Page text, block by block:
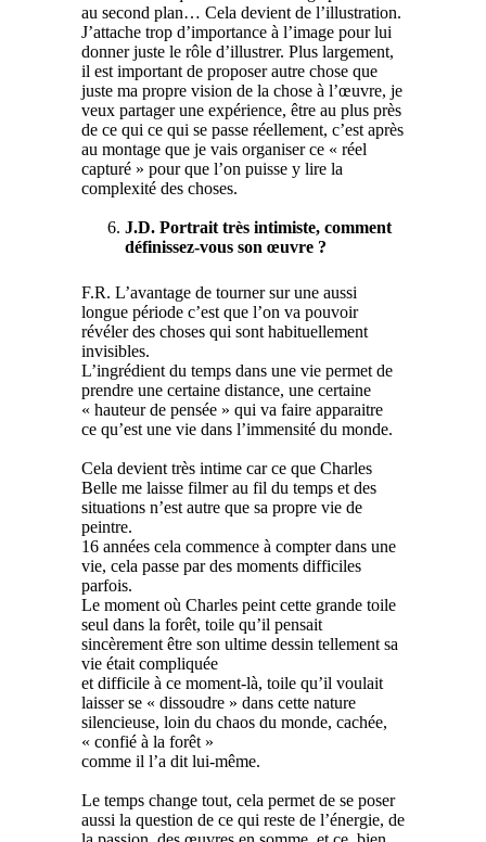
au second plan… Cela devient de l’illustration.
J’attache trop d’importance à l’image pour lui
donner juste le rôle d’illustrer. Plus largement,
il est important de proposer autre chose que
juste ma propre vision de la chose à l’œuvre, je
veux partager une expérience, être au plus près
de ce qui ce qui se passe réellement, c’est après
au montage que je vais organiser ce « réel
capturé » pour que l’on puisse y lire la
complexité des choses.
J.D. Portrait très intimiste, comment
définissez-vous son œuvre ?
F.R. L’avantage de tourner sur une aussi
longue période c’est que l’on va pouvoir
révéler des choses qui sont habituellement
invisibles.
L’ingrédient du temps dans une vie permet de
prendre une certaine distance, une certaine
« hauteur de pensée » qui va faire apparaitre
ce qu’est une vie dans l’immensité du monde.
Cela devient très intime car ce que Charles
Belle me laisse filmer au fil du temps et des
situations n’est autre que sa propre vie de
peintre.
16 années cela commence à compter dans une
vie, cela passe par des moments difficiles
parfois.
Le moment où Charles peint cette grande toile
seul dans la forêt, toile qu’il pensait
sincèrement être son ultime dessin tellement sa
vie était compliquée
et difficile à ce moment-là, toile qu’il voulait
laisser se « dissoudre » dans cette nature
silencieuse, loin du chaos du monde, cachée,
« confié à la forêt »
comme il l’a dit lui-même.
Le temps change tout, cela permet de se poser
aussi la question de ce qui reste de l’énergie, de